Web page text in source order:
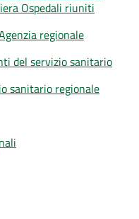
Ospedali riuniti
regionale
del servizio sanitario
sanitario regionale